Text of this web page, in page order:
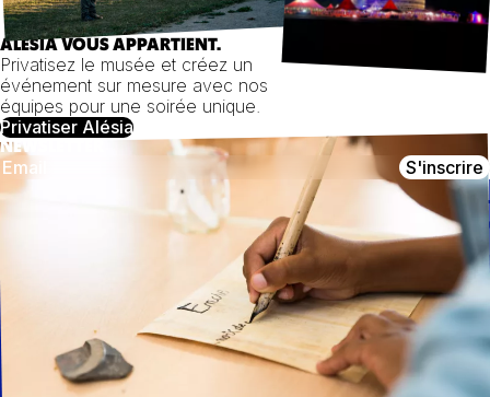
ALÉSIA VOUS APPARTIENT.
Privatisez le musée et créez un
événement sur mesure avec nos
équipes pour une soirée unique.
Privatiser Alésia
NEWSLETTER
S'inscrire
CONTACT
1, route des Trois Ormeaux
contact@alesia.com
NOUS SUIVRE
Instagram
Facebook
Youtube
Démarche
RSE
Recrutement
Marchés